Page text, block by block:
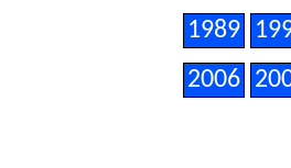
1989
2006